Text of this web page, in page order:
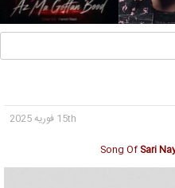
15th فوریه 2025
Song OfSari